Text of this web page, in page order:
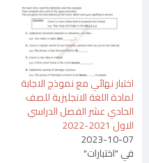
اختبار نهائي مع نموذج الاجابة
لمادة اللغة الانجليزية للصف
الحادي عشر الفصل الدراسي
الاول 2021-2022
2023-10-07
في "اختبارات"